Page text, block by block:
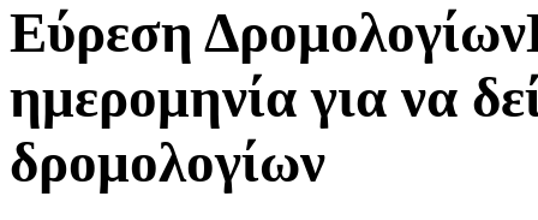
Εύρεση Δρομολογίων
ημερομηνία για να
δρομολογίων